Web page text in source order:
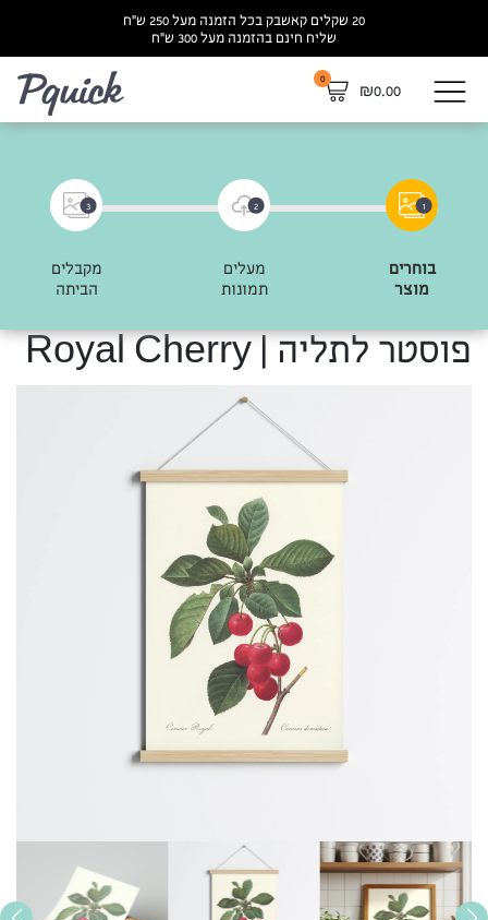
20 שקלים קאשבק בכל הזמנה מעל 250 ש”ח
שליח חינם בהזמנה מעל 300 ש”ח
₪0.00
0
1
בוחרים
מוצר
2
מעלים
תמונות
3
מקבלים
הביתה
פוסטר לתליה | Royal Cherry